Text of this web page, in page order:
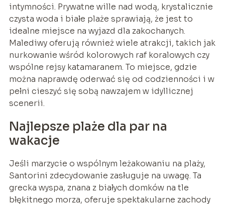
intymności. Prywatne wille nad wodą, krystalicznie
czysta woda i białe plaże sprawiają, że jest to
idealne miejsce na wyjazd dla zakochanych.
Malediwy oferują również wiele atrakcji, takich jak
nurkowanie wśród kolorowych raf koralowych czy
wspólne rejsy katamaranem. To miejsce, gdzie
można naprawdę oderwać się od codzienności i w
pełni cieszyć się sobą nawzajem w idyllicznej
scenerii.
Najlepsze plaże dla par na
wakacje
Jeśli marzycie o wspólnym leżakowaniu na plaży,
Santorini zdecydowanie zasługuje na uwagę. Ta
grecka wyspa, znana z białych domków na tle
błękitnego morza, oferuje spektakularne zachody